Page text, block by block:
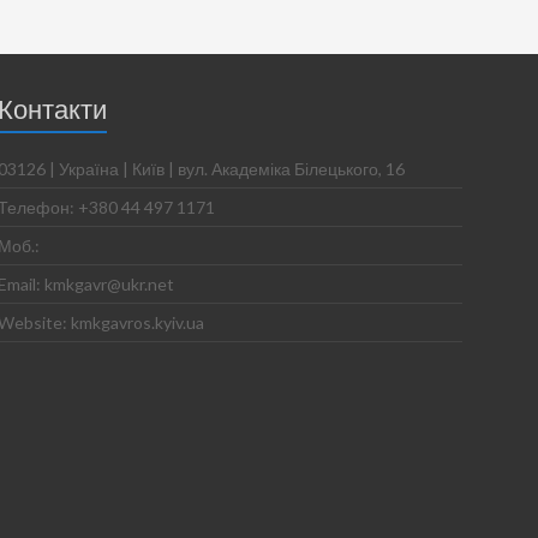
Контакти
03126 | Україна | Київ | вул. Академіка Білецького, 16
+380 44 497 1171
Моб.:
Email: kmkgavr@ukr.net
kmkgavros.kyiv.ua